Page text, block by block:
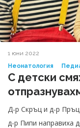
1 юни 2022
Неонатология
С детски
Д-р Скръц и д-р
д-р Пипи направиха